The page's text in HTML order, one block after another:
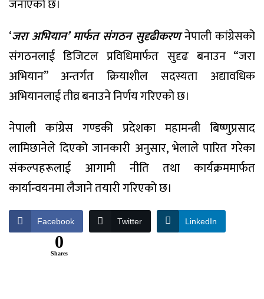
जनाएको छ।
‘जरा अभियान’ मार्फत संगठन सुदृढीकरणनेपाली कांग्रेसको
संगठनलाई डिजिटल प्रविधिमार्फत सुदृढ बनाउन “जरा
अभियान” अन्तर्गत क्रियाशील सदस्यता अद्यावधिक
अभियानलाई तीव्र बनाउने निर्णय गरिएको छ।
नेपाली कांग्रेस गण्डकी प्रदेशका महामन्त्री बिष्णुप्रसाद
लामिछानेले दिएको जानकारी अनुसार, भेलाले पारित गरेका
संकल्पहरूलाई आगामी नीति तथा कार्यक्रममार्फत
कार्यान्वयनमा लैजाने तयारी गरिएको छ।
Facebook Twitter LinkedIn
0
Shares